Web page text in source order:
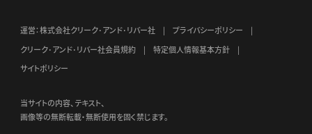
運営：株式会社クリーク･アンド･リバー社
プライバシーポリシー
クリーク･アンド･リバー社会員規約
特定個人情報基本方針
サイトポリシー
当サイトの内容、テキスト、
画像等の無断転載・無断使用を固く禁じます。